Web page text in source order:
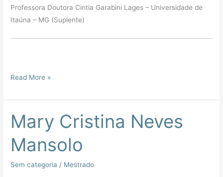
Professora Doutora Cintia Garabini Lages – Universidade de
Itaúna – MG (Suplente)
Read More »
Mary Cristina Neves
Mansolo
Sem categoria / Mestrado
Mary
Cristina
Neves
Mansolo